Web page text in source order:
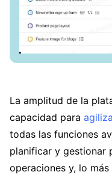
La amplitud de la
capacidad para
todas las funciones
planificar y gestionar
operaciones y, lo